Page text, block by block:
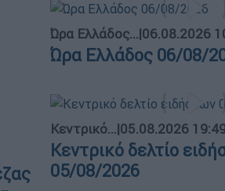
Ώρα Ελλάδος...|06.08.2026
Ώρα Ελλάδος 06/08/
Κεντρικό...|05.08.2026
Κεντρικό δελτίο
05/08/2026